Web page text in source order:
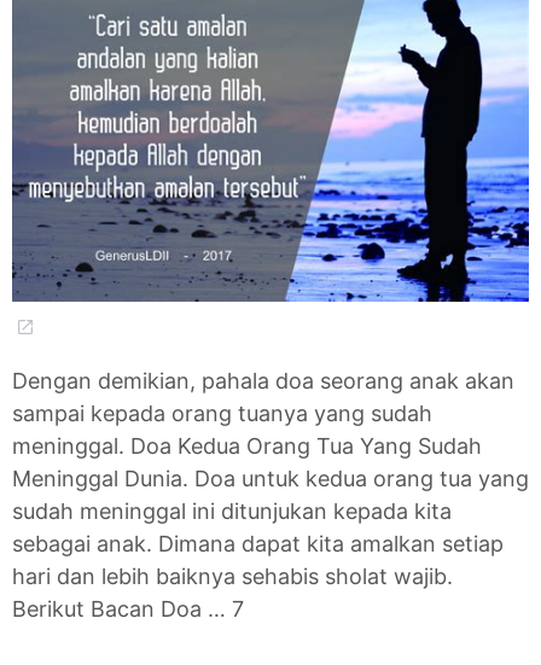
Dengan demikian, pahala doa seorang anak akan
sampai kepada orang tuanya yang sudah
meninggal. Doa Kedua Orang Tua Yang Sudah
Meninggal Dunia. Doa untuk kedua orang tua yang
sudah meninggal ini ditunjukan kepada kita
sebagai anak. Dimana dapat kita amalkan setiap
hari dan lebih baiknya sehabis sholat wajib.
Berikut Bacan Doa … 7